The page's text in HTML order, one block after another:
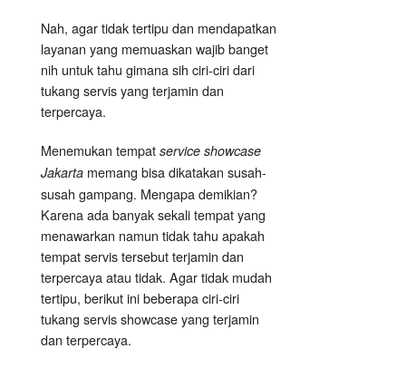
Nah, agar tidak tertipu dan mendapatkan
layanan yang memuaskan wajib banget
nih untuk tahu gimana sih ciri-ciri dari
tukang servis yang terjamin dan
terpercaya.
Menemukan tempat service showcase
Jakarta memang bisa dikatakan susah-
susah gampang. Mengapa demikian?
Karena ada banyak sekali tempat yang
menawarkan namun tidak tahu apakah
tempat servis tersebut terjamin dan
terpercaya atau tidak. Agar tidak mudah
tertipu, berikut ini beberapa ciri-ciri
tukang servis showcase yang terjamin
dan terpercaya.